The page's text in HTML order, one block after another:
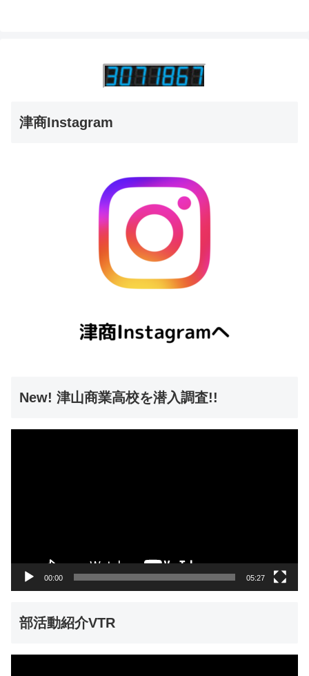
津商Instagram
New! 津山商業高校を潜入調査!!
00:00 05:27
部活動紹介VTR